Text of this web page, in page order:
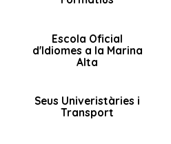
Escola Oficial
d'Idiomes a la Marina
Alta
Seus Univeristàries i
Transport